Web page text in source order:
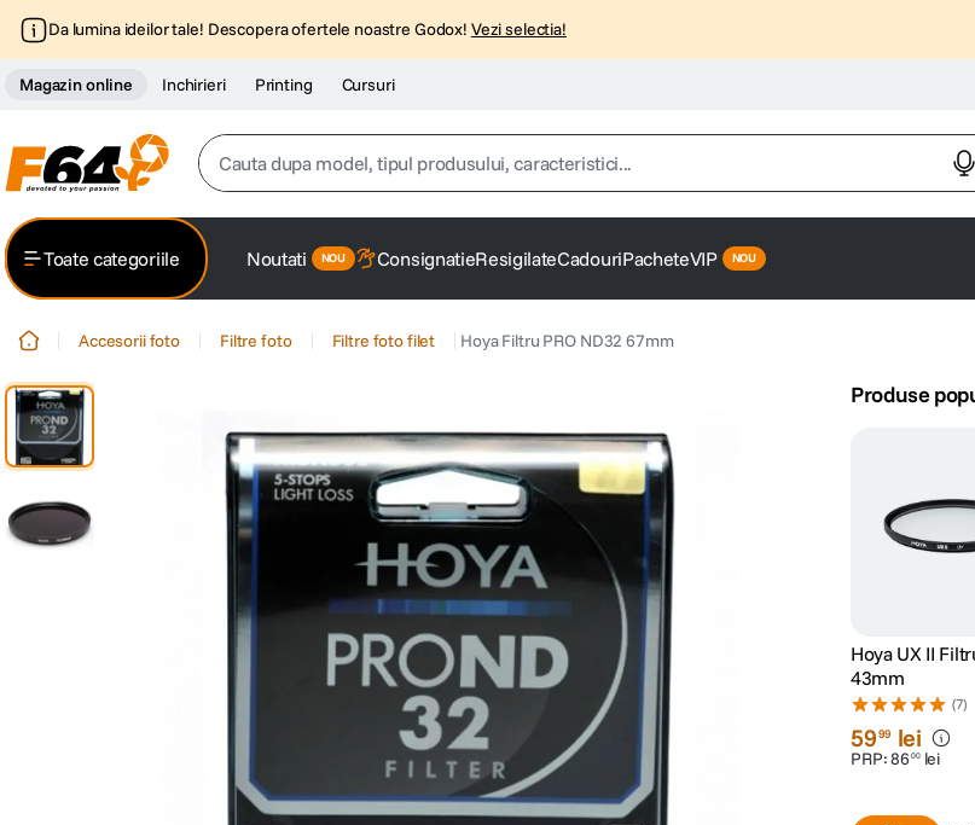
Da lumina ideilor tale! Descopera ofertele noastre Godox! Vezi selectia!
Magazin online Inchirieri Printing Cursuri
Cauta dupa model, tipul produsului, caracteristici...
2 trepied
4. peak design
5 canon sx740 hs
card memorie
10. insta 360
Toate categoriile Noutati ConsignatieResigilateCadouriPacheteVIP
Accesorii foto Filtre foto Filtre foto filet Hoya Filtru PRO ND32 67mm
Produse
Hoya UX II
43mm
(7)
5999 lei
PRP:86 00 lei